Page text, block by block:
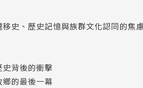
連影子都完全徹底不見了，就如一
不出曾有一絲存在的模樣。當我們把
淚水收場。
卡勒盛
史、歷史記憶與族群文化認同的焦慮
背後的衝擊
的最後一幕